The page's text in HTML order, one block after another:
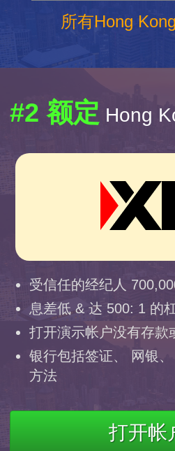
所有Hong
#2 额定 Hong
受信任的经纪人
息差低 & 达 500: 1 的
打开演示帐户没有存款
银行包括签证、 网银
方法
打开帐